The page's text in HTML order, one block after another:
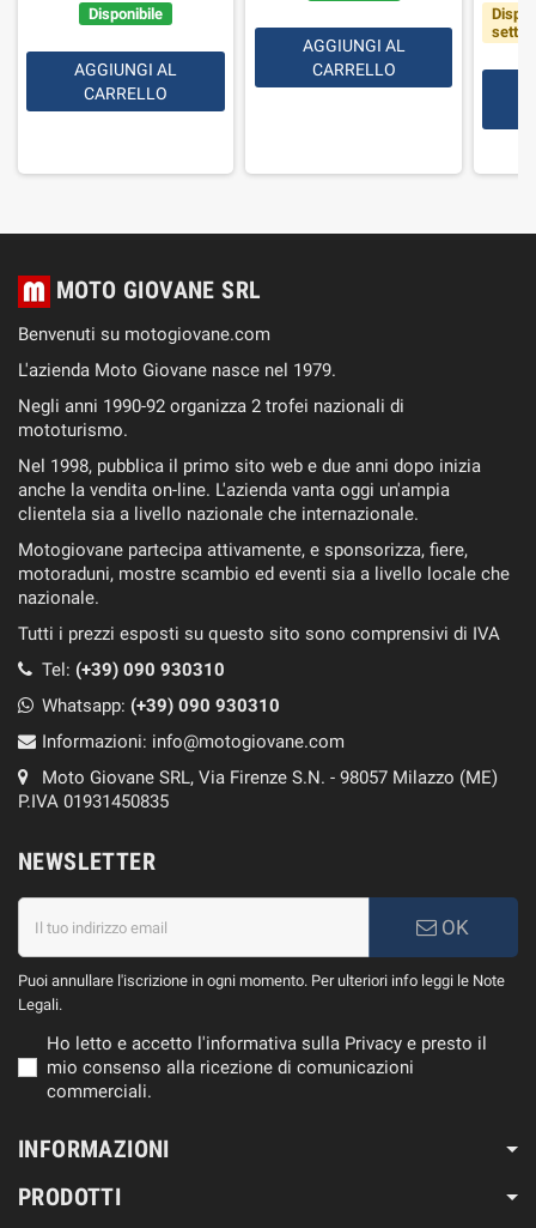
Disponibile
AGGIUNGI AL
CARRELLO
AGGIUNGI AL
CARRELLO
MOTO GIOVANE SRL
Benvenuti su motogiovane.com
L'azienda Moto Giovane nasce nel 1979.
Negli anni 1990-92 organizza 2 trofei nazionali di
mototurismo.
Nel 1998, pubblica il primo sito web e due anni dopo inizia
anche la vendita on-line. L'azienda vanta oggi un'ampia
clientela sia a livello nazionale che internazionale.
Motogiovane partecipa attivamente, e sponsorizza, fiere,
motoraduni, mostre scambio ed eventi sia a livello locale che
nazionale.
Tutti i prezzi esposti su questo sito sono comprensivi di IVA
Tel: (+39) 090 930310
Whatsapp: (+39) 090 930310
Informazioni: info@motogiovane.com
Moto Giovane SRL, Via Firenze S.N. - 98057 Milazzo (ME)
P.IVA 01931450835
NEWSLETTER
OK
Puoi annullare l'iscrizione in ogni momento. Per ulteriori info leggi le Note
Legali.
Ho letto e accetto l'informativa sulla Privacy e presto il
mio consenso alla ricezione di comunicazioni
commerciali.
INFORMAZIONI
PRODOTTI